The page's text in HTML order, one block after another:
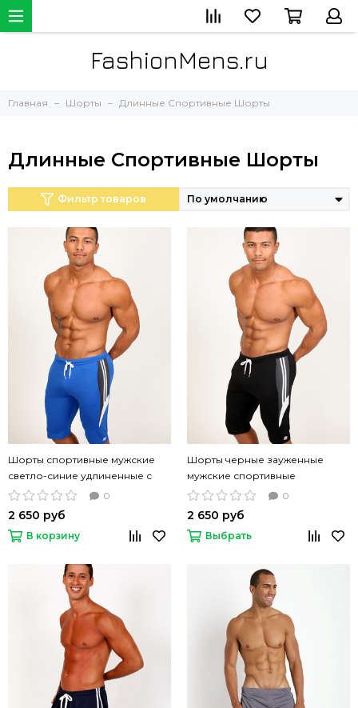
FashionMens.ru
Главная Шорты Длинные Спортивные Шорты
Длинные Спортивные Шорты
Фильтр товаров
Шорты спортивные мужские
светло-синие удлиненные с
полосками Pistol Pete Sportek
0
2 650 руб
В корзину
Шорты черные зауженные
мужские спортивные
удлиненные Pistol Pete Sportek
0
2 650 руб
Выбрать